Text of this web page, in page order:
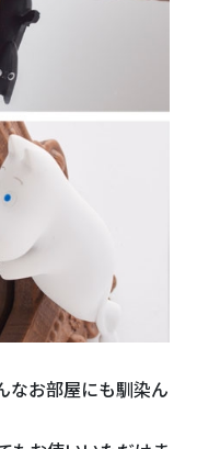
なお部屋にも馴染ん